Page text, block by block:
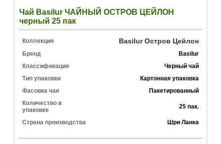
Чай Basilur ЧАЙНЫЙ ОСТРОВ ЦЕЙЛОН
черный 25 пак
Коллекция Basilur Остров Цейлон
Бренд
Basilur
Классификация
Черный чай
Тип упаковки
Картонная упаковка
Фасовка чая
Пакетированный
Количество в
упаковке
25 пак.
Страна производства Шри Ланка